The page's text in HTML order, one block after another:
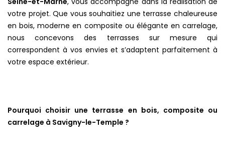
votre projet. Que vous souhaitiez une terrasse chaleureuse
en bois, moderne en composite ou élégante en carrelage,
nous concevons des terrasses sur mesure qui
correspondent à vos envies et s’adaptent parfaitement à
votre espace extérieur.
Pourquoi choisir une terrasse en bois, composite ou
carrelage à Savigny-le-Temple ?